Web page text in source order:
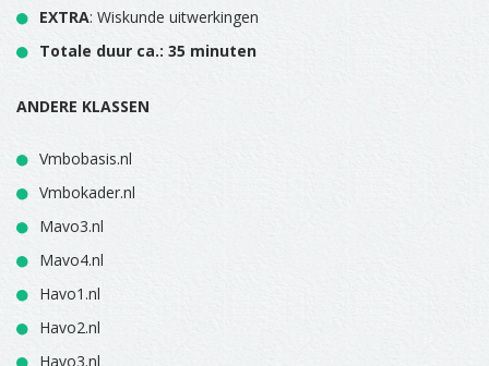
EXTRA: Wiskunde uitwerkingen
Totale duur ca.: 35 minuten
ANDERE KLASSEN
Vmbobasis.nl
Vmbokader.nl
Mavo3.nl
Mavo4.nl
Havo1.nl
Havo2.nl
Havo3.nl